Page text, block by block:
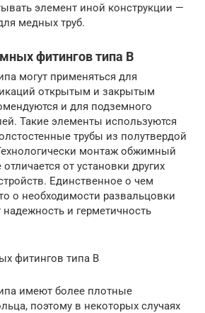
элемент иной конструкции —
медных труб.
фитингов типа В
могут применяться для
открытым и закрытым
и для подземного
Такие элементы используются
трубы из полутвердой
монтаж обжимный
от установки других
Единственное о чем
о необходимости развальцовки
и герметичность
фитингов типа В
имеют более плотные
поэтому в некоторых случаях